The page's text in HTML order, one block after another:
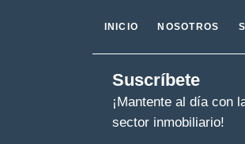
INICIO NOSOTROS
Suscríbete
¡Mantente al día con
sector inmobiliario!